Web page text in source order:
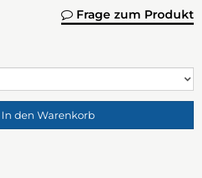
Frage zum Produkt
In den Warenkorb